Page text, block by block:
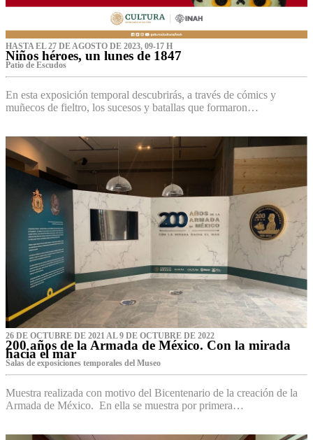
HASTA EL 27 DE AGOSTO DE 2023, 09-17 H
Niños héroes, un lunes de 1847
Patio de Escudos
En esta exposición temporal descubrirás, a través de cómics y
muñecos de fieltro, los sucesos y batallas que formaron…
26 DE OCTUBRE DE 2021 AL 9 DE OCTUBRE DE 2022
200 años de la Armada de México. Con la mirada
hacia el mar
Salas de exposiciones temporales del Museo‌
Muestra realizada con motivo del Bicentenario de la creación de la
Armada de México. En ella se muestra por primera…